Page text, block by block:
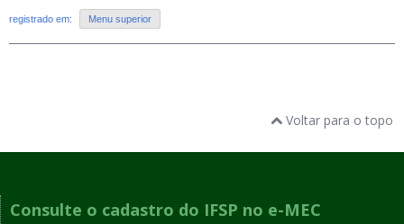
registrado em: Menu superior
Voltar para o topo
Consulte o cadastro do IFSP no e-MEC